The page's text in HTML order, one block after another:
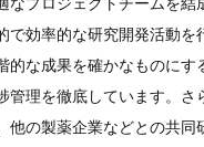
効率的な研究開発活動を
的な成果を確かなものにす
管理を徹底しています。さ
他の製薬企業などとの共同